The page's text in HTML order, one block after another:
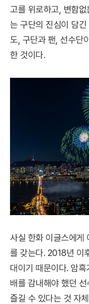
고를 위로하고, 변함
는 구단의 진심이 담
도, 구단과 팬, 선수단
한 것이다.
사실 한화 이글스에게
를 갖는다. 2018년 이
대이기 때문이다. 암
배를 감내해야 했던
즐길 수 있다는 것 자